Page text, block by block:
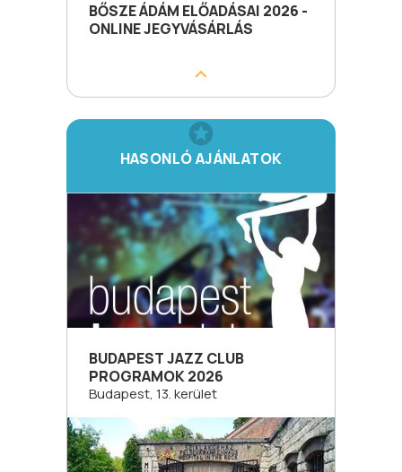
BŐSZE ÁDÁM ELŐADÁSAI 2026 -
ONLINE JEGYVÁSÁRLÁS
HASONLÓ AJÁNLATOK
BUDAPEST JAZZ CLUB
PROGRAMOK 2026
Budapest, 13. kerület